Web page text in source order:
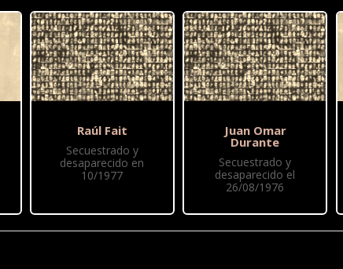
Raúl Fait
Secuestrado y
desaparecido en
10/1977
Juan Omar
Durante
Secuestrado y
desaparecido el
26/08/1976